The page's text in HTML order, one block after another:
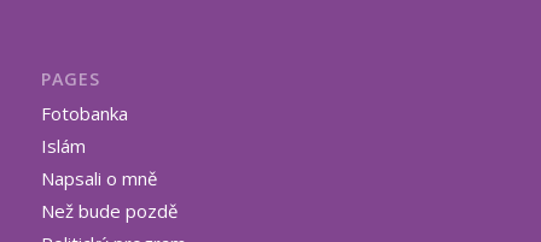
PAGES
Fotobanka
Islám
Napsali o mně
Než bude pozdě